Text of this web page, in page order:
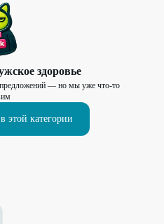
здоровье
предложений — но мы уже что-то
этой категории